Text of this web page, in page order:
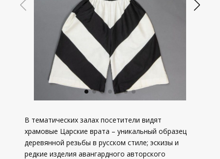
В тематических залах посетители видят
храмовые Царские врата – уникальный образец
деревянной резьбы в русском стиле; эскизы и
редкие изделия авангардного авторского